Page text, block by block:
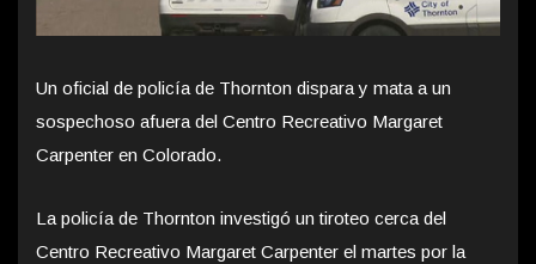
Un oficial de policía de Thornton dispara y mata a un
sospechoso afuera del Centro Recreativo Margaret
Carpenter en Colorado.
La policía de Thornton investigó un tiroteo cerca del
Centro Recreativo Margaret Carpenter el martes por la